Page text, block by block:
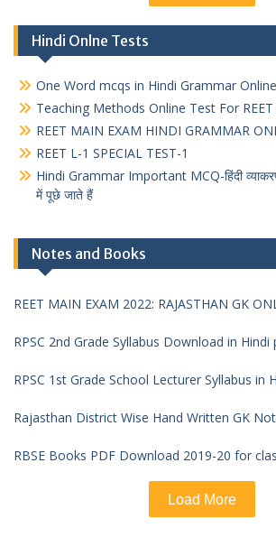
Hindi Onlne Tests
One Word mcqs in Hindi Grammar
Teaching Methods Online Test For REET
REET MAIN EXAM HINDI GRAMMAR
REET L-1 SPECIAL TEST-1
Hindi Grammar Important MCQ-हिंदी व्याकरण
में पूछे जाते हैं
Notes and Books
REET MAIN EXAM 2022: RAJASTHAN GK
RPSC 2nd Grade Syllabus Download in
RPSC 1st Grade School Lecturer Syllabus in
Rajasthan District Wise Hand Written GK
RBSE Books PDF Download 2019-20 for
Load More